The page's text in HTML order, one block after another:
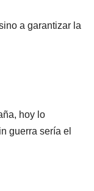
a garantizar la
hoy lo
guerra sería el